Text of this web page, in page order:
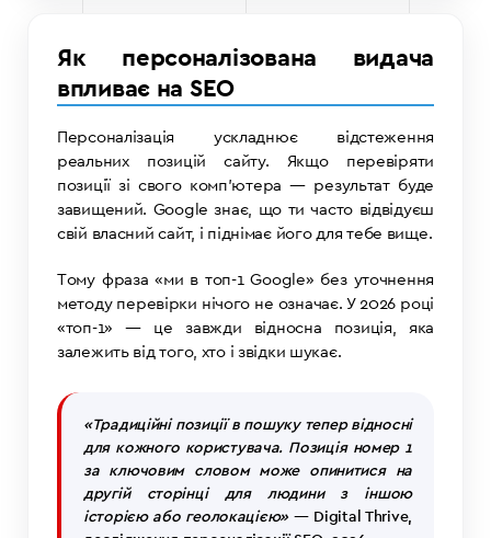
Як персоналізована видача
впливає на SEO
Персоналізація ускладнює відстеження
реальних позицій сайту. Якщо перевіряти
позиції зі свого комп’ютера — результат буде
завищений. Google знає, що ти часто відвідуєш
свій власний сайт, і піднімає його для тебе вище.
Тому фраза «ми в топ-1 Google» без уточнення
методу перевірки нічого не означає. У 2026 році
«топ-1» — це завжди відносна позиція, яка
залежить від того, хто і звідки шукає.
«Традиційні позиції в пошуку тепер відносні
для кожного користувача. Позиція номер 1
за ключовим словом може опинитися на
другій сторінці для людини з іншою
історією або геолокацією» — Digital Thrive,